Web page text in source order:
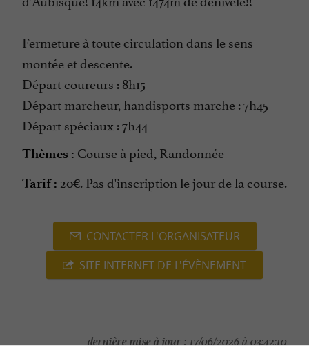
Fermeture à toute circulation dans le sens
montée et descente.
Départ coureurs : 8h15
Départ marcheur, handisports marche : 7h45
Départ spéciaux : 7h44
Thèmes : Course à pied, Randonnée
Tarif : 20€. Pas d'inscription le jour de la course.
CONTACTER L'ORGANISATEUR
SITE INTERNET DE L'ÉVÈNEMENT
dernière mise à jour :17/06/2026 à 03:42:10